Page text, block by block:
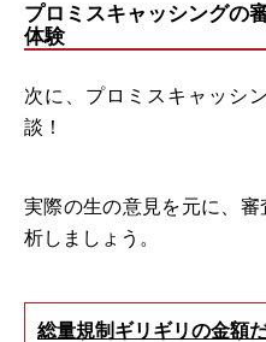
プロミスキャッシングの
体験
次に、プロミスキャッシ
談！
実際の生の意見を元に、
析しましょう。
総量規制ギリギリの金額